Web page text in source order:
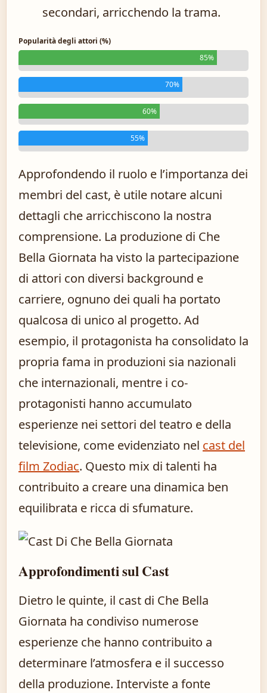
secondari, arricchendo la trama.
Popularità degli attori (%)
85%
70%
60%
55%
Approfondendo il ruolo e l’importanza dei
membri del cast, è utile notare alcuni
dettagli che arricchiscono la nostra
comprensione. La produzione di Che
Bella Giornata ha visto la partecipazione
di attori con diversi background e
carriere, ognuno dei quali ha portato
qualcosa di unico al progetto. Ad
esempio, il protagonista ha consolidato la
propria fama in produzioni sia nazionali
che internazionali, mentre i co-
protagonisti hanno accumulato
esperienze nei settori del teatro e della
televisione, come evidenziato nel cast del
film Zodiac. Questo mix di talenti ha
contribuito a creare una dinamica ben
equilibrata e ricca di sfumature.
Approfondimenti sul Cast
Dietro le quinte, il cast di Che Bella
Giornata ha condiviso numerose
esperienze che hanno contribuito a
determinare l’atmosfera e il successo
della produzione. Interviste a fonte